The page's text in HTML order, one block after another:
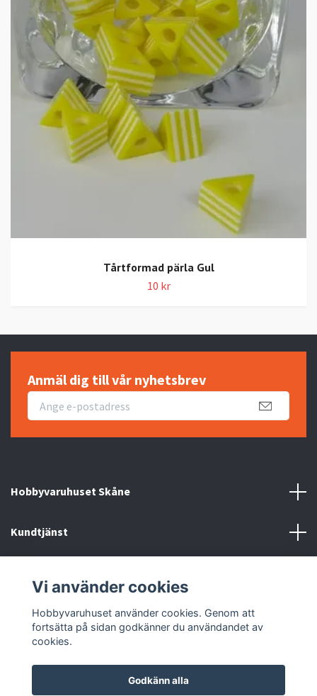
Tårtformad pärla Gul
10 kr
Anmäl dig till vår nyhetsbrev
Hobbyvaruhuset Skåne
Kundtjänst
Sociala medier
Vi använder cookies
Hobbyvaruhuset använder cookies. Genom att
fortsätta på sidan godkänner du användandet av
cookies.
Godkänn alla